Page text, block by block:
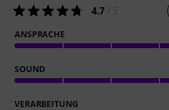
4.7
ANSPRACHE
SOUND
VERARBEITUNG